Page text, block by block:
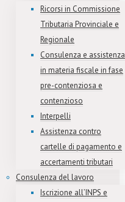
Ricorsi in Commissione
Tributaria Provinciale e
Regionale
Consulenza e assistenza
in materia fiscale in fase
pre-contenziosa e
contenzioso
Interpelli
Assistenza contro
cartelle di pagamento e
accertamenti tributari
Consulenza del lavoro
Iscrizione all’INPS e